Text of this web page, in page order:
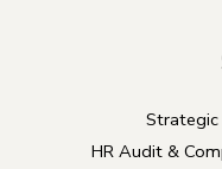
Strategic
HR Audit &